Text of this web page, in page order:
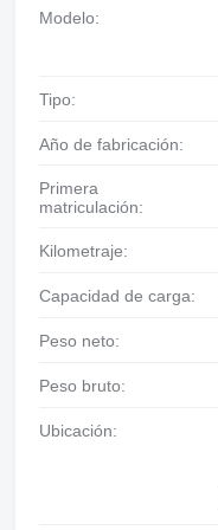
Modelo:
Tipo:
Año de fabricación:
Primera
matriculación:
Kilometraje:
Capacidad de carga:
Peso neto:
Peso bruto:
Ubicación: